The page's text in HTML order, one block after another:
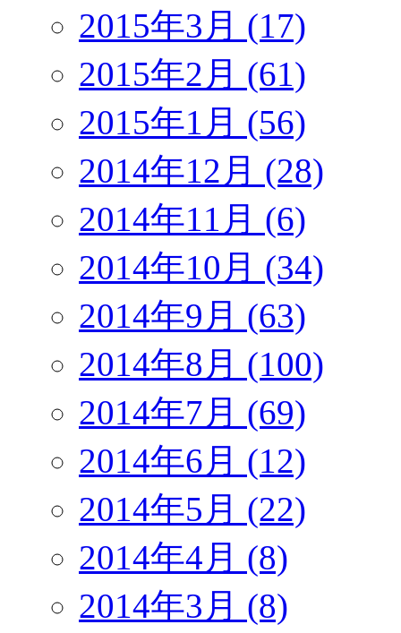
2015年3月 (17)
2015年2月 (61)
2015年1月 (56)
2014年12月 (28)
2014年11月 (6)
2014年10月 (34)
2014年9月 (63)
2014年8月 (100)
2014年7月 (69)
2014年6月 (12)
2014年5月 (22)
2014年4月 (8)
2014年3月 (8)